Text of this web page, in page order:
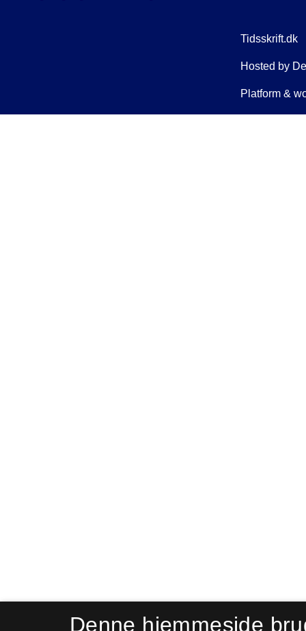
Denne hjemmeside